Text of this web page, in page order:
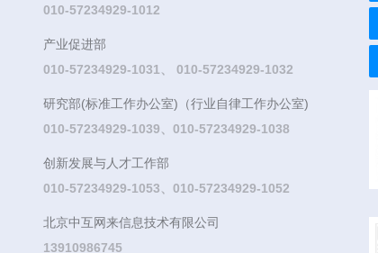
010-57234929-1012
产业促进部
010-57234929-1031、 010-57234929-1032
研究部(标准工作办公室)（行业自律工作办公室)
010-57234929-1039、010-57234929-1038
创新发展与人才工作部
010-57234929-1053、010-57234929-1052
北京中互网来信息技术有限公司
13910986745